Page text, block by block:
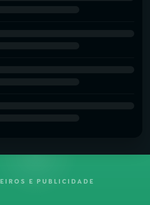
E PUBLICIDADE